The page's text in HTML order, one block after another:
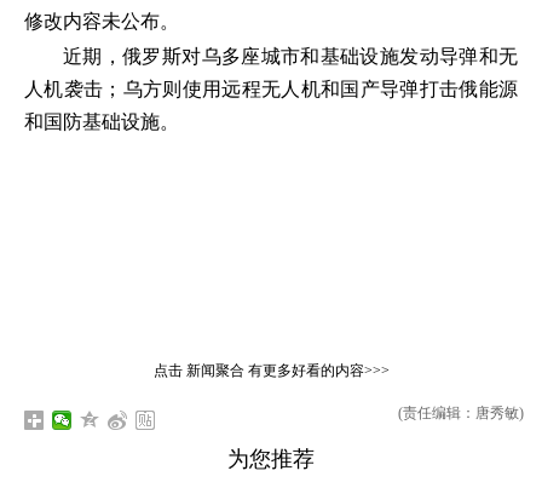
修改内容未公布。
近期，俄罗斯对乌多座城市和基础设施发动导弹和无
人机袭击；乌方则使用远程无人机和国产导弹打击俄能源
和国防基础设施。
点击 新闻聚合有更多好看的内容>>>
(责任编辑：唐秀敏)
为您推荐